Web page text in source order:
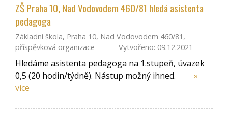
ZŠ Praha 10, Nad Vodovodem 460/81 hledá asistenta
pedagoga
Základní škola, Praha 10, Nad Vodovodem 460/81,
příspěvková organizace
Vytvořeno: 09.12.2021
Hledáme asistenta pedagoga na 1.stupeň, úvazek
0,5 (20 hodin/týdně). Nástup možný ihned.
»
více